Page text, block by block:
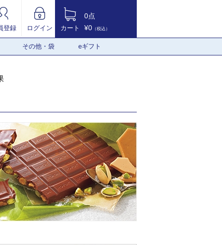
登録 ログイン カート
0点
¥0 （税込）
その他・袋 eギフト